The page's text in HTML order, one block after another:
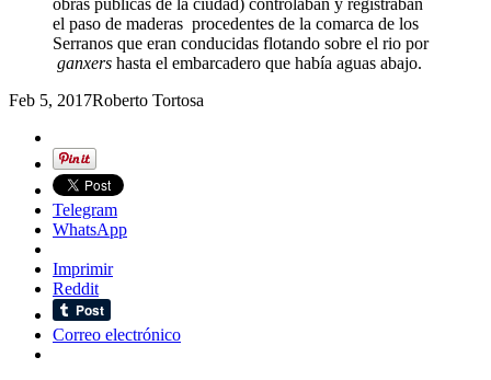
el paso de maderas procedentes de la comarca de los
Serranos que eran conducidas flotando sobre el rio por
ganxers hasta el embarcadero que había aguas abajo.
Feb 5, 2017Roberto Tortosa
Telegram
WhatsApp
Imprimir
Reddit
Correo electrónico